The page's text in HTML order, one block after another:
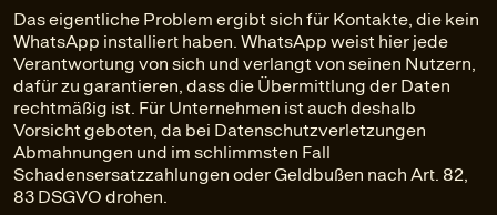
Das eigentliche Problem ergibt sich für Kontakte, die kein
WhatsApp installiert haben. WhatsApp weist hier jede
Verantwortung von sich und verlangt von seinen Nutzern,
dafür zu garantieren, dass die Übermittlung der Daten
rechtmäßig ist. Für Unternehmen ist auch deshalb
Vorsicht geboten, da bei Datenschutzverletzungen
Abmahnungen und im schlimmsten Fall
Schadensersatzzahlungen oder Geldbußen nach Art. 82,
83 DSGVO drohen.